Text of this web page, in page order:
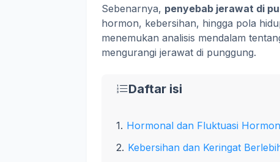
Sebenarnya, penyebab jerawat di
hormon, kebersihan, hingga pola
menemukan analisis mendalam
mengurangi jerawat di punggung.
Daftar isi
Hormonal dan Fluktuasi Hormon
Kebersihan dan Keringat